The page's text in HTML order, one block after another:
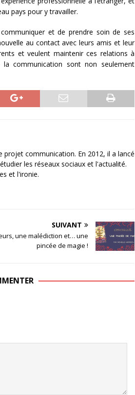
pays pour y travailler.
et de prendre soin de ses
au contact avec leurs amis et leur
et veulent maintenir ces relations à
communication sont non seulement
communication. En 2012, il a lancé
les réseaux sociaux et l'actualité.
et l'ironie.
SUIVANT
une malédiction et… une
pincée de magie !